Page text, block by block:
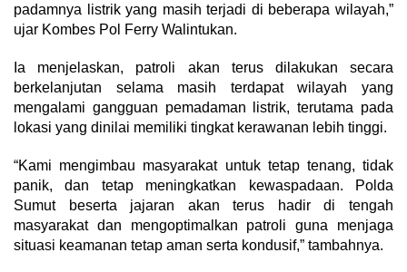
padamnya listrik yang masih terjadi di beberapa wilayah,”
ujar Kombes Pol Ferry Walintukan.
Ia menjelaskan, patroli akan terus dilakukan secara
berkelanjutan selama masih terdapat wilayah yang
mengalami gangguan pemadaman listrik, terutama pada
lokasi yang dinilai memiliki tingkat kerawanan lebih tinggi.
“Kami mengimbau masyarakat untuk tetap tenang, tidak
panik, dan tetap meningkatkan kewaspadaan. Polda
Sumut beserta jajaran akan terus hadir di tengah
masyarakat dan mengoptimalkan patroli guna menjaga
situasi keamanan tetap aman serta kondusif,” tambahnya.